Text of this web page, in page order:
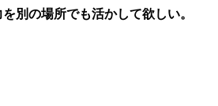
別の場所でも活かして欲しい。